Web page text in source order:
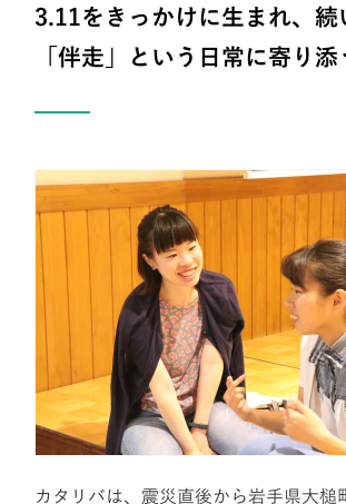
3.11をきっかけに生まれ、続
「伴走」という日常に寄り添
カタリバは、震災直後から岩手県大槌